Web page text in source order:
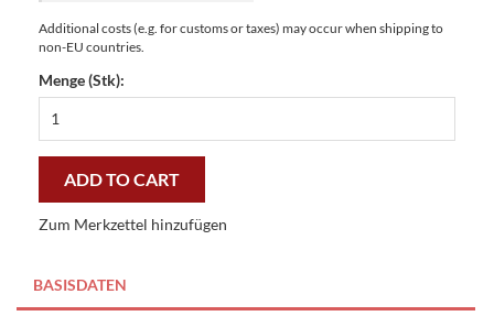
Additional costs (e.g. for customs or taxes) may occur when shipping to
non-EU countries.
Menge (Stk):
Matte
75
günstig
und
ADD TO CART
Zum Merkzettel hinzufügen
BASISDATEN